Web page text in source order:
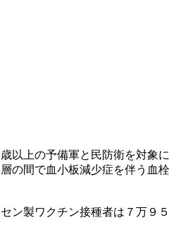
以上の予備軍と民防衛を対象
の間で血小板減少症を伴う血
ン製ワクチン接種者は７万９